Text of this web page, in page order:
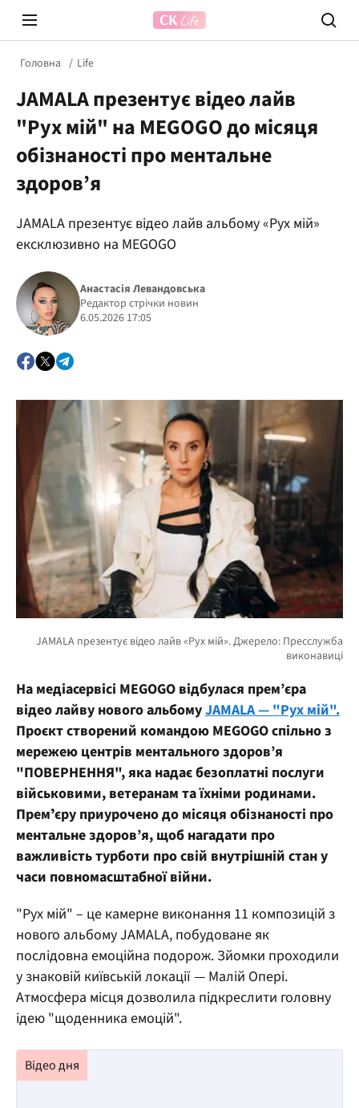
Головна Life
JAMALA презентує відео лайв
"Рух мій" на MEGOGO до місяця
обізнаності про ментальне
здоров’я
JAMALA презентує відео лайв альбому «Рух мій»
ексклюзивно на MEGOGO
Анастасія Левандовська
Редактор стрічки новин
6.05.2026 17:05
На медіасервісі MEGOGO відбулася прем’єра
відео лайву нового альбомуJAMALA — "Рух мій".
Проєкт створений командою MEGOGO спільно з
мережею центрів ментального здоров’я
"ПОВЕРНЕННЯ", яка надає безоплатні послуги
військовими, ветеранам та їхніми родинами.
Премʼєру приурочено до місяця обізнаності про
ментальне здоров’я, щоб нагадати про
важливість турботи про свій внутрішній стан у
часи повномасштабної війни.
"Рух мій" – це камерне виконання 11 композицій з
нового альбому JAMALA, побудоване як
послідовна емоційна подорож. Зйомки проходили
у знаковій київській локації — Малій Опері.
Атмосфера місця дозволила підкреслити головну
ідею "щоденника емоцій".